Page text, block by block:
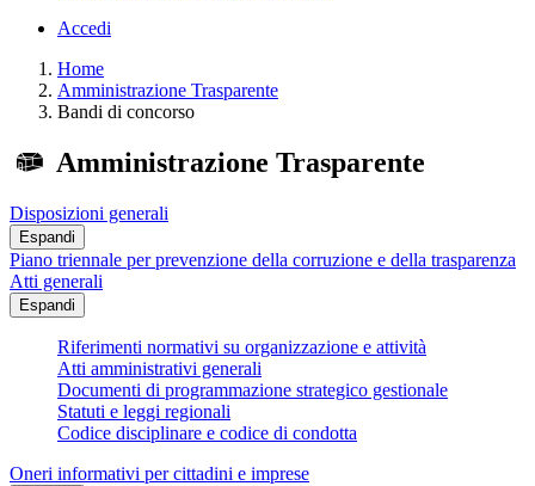
Accedi
Home
Amministrazione Trasparente
Bandi di concorso
Amministrazione Trasparente
Disposizioni generali
Espandi
Piano triennale per prevenzione della corruzione e della trasparenza
Atti generali
Espandi
Riferimenti normativi su organizzazione e attività
Atti amministrativi generali
Documenti di programmazione strategico gestionale
Statuti e leggi regionali
Codice disciplinare e codice di condotta
Oneri informativi per cittadini e imprese